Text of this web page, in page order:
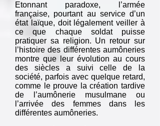
Etonnant paradoxe, l’armée
française, pourtant au service d’un
état laïque, doit légalement veiller à
ce que chaque soldat puisse
pratiquer sa religion. Un retour sur
l’histoire des différentes aumôneries
montre que leur évolution au cours
des siècles a suivi celle de la
société, parfois avec quelque retard,
comme le prouve la création tardive
de l’aumônerie musulmane ou
l’arrivée des femmes dans les
différentes aumôneries.